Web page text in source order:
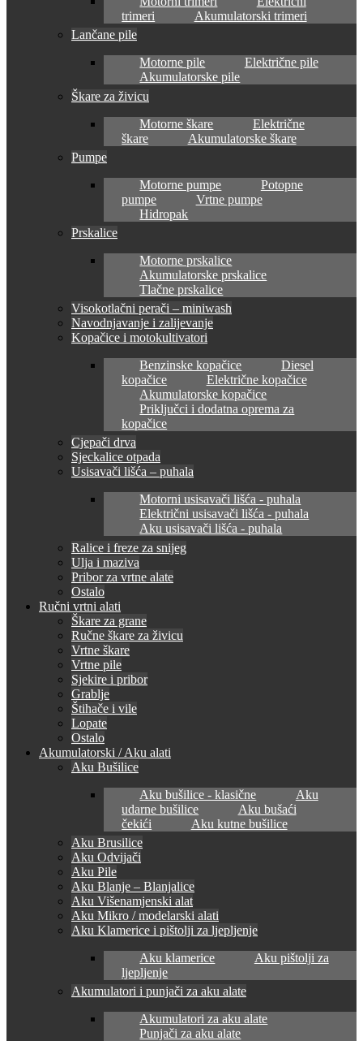
trimeri
Akumulatorski trimeri
Lančane pile
Motorne pile
Električne pile
Akumulatorske pile
Škare za živicu
Motorne škare
Električne
škare
Akumulatorske škare
Pumpe
Motorne pumpe
Potopne
pumpe
Vrtne pumpe
Hidropak
Prskalice
Motorne prskalice
Akumulatorske prskalice
Tlačne prskalice
Visokotlačni perači – miniwash
Navodnjavanje i zalijevanje
Kopačice i motokultivatori
Benzinske kopačice
Diesel
kopačice
Električne kopačice
Akumulatorske kopačice
Priključci i dodatna oprema za
kopačice
Cjepači drva
Sjeckalice otpada
Usisavači lišća – puhala
Motorni usisavači lišća - puhala
Električni usisavači lišća - puhala
Aku usisavači lišća - puhala
Ralice i freze za snijeg
Ulja i maziva
Pribor za vrtne alate
Ostalo
Ručni vrtni alati
Škare za grane
Ručne škare za živicu
Vrtne škare
Vrtne pile
Sjekire i pribor
Grablje
Štihače i vile
Lopate
Ostalo
Akumulatorski / Aku alati
Aku Bušilice
Aku bušilice - klasične
Aku
udarne bušilice
Aku bušaći
čekići
Aku kutne bušilice
Aku Brusilice
Aku Odvijači
Aku Pile
Aku Blanje – Blanjalice
Aku Višenamjenski alat
Aku Mikro / modelarski alati
Aku Klamerice i pištolji za ljepljenje
Aku klamerice
Aku pištolji za
ljepljenje
Akumulatori i punjači za aku alate
Akumulatori za aku alate
Punjači za aku alate